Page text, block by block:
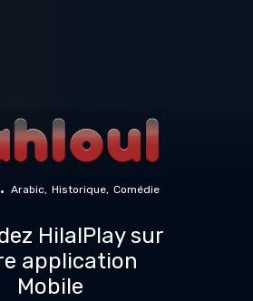
Arabic Historique Comédie
HilalPlay sur
application
Mobile